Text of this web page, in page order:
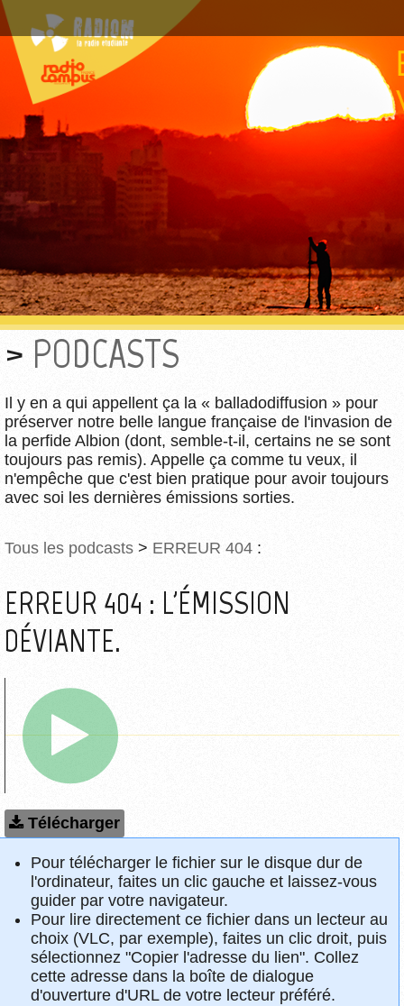
PODCASTS
Il y en a qui appellent ça la « balladodiffusion » pour
préserver notre belle langue française de l'invasion de
la perfide Albion (dont, semble-t-il, certains ne se sont
toujours pas remis). Appelle ça comme tu veux, il
n'empêche que c'est bien pratique pour avoir toujours
avec soi les dernières émissions sorties.
Tous les podcasts > ERREUR 404 :
ERREUR 404 : L'ÉMISSION
DÉVIANTE.
Télécharger
Pour télécharger le fichier sur le disque dur de
l'ordinateur, faites un clic gauche et laissez-vous
guider par votre navigateur.
Pour lire directement ce fichier dans un lecteur au
choix (VLC, par exemple), faites un clic droit, puis
sélectionnez "Copier l'adresse du lien". Collez
cette adresse dans la boîte de dialogue
d'ouverture d'URL de votre lecteur préféré.